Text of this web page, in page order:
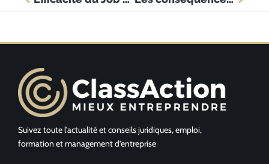
Suivez toute l’actualité et conseils juridiques, emploi,
formation et management d’entreprise